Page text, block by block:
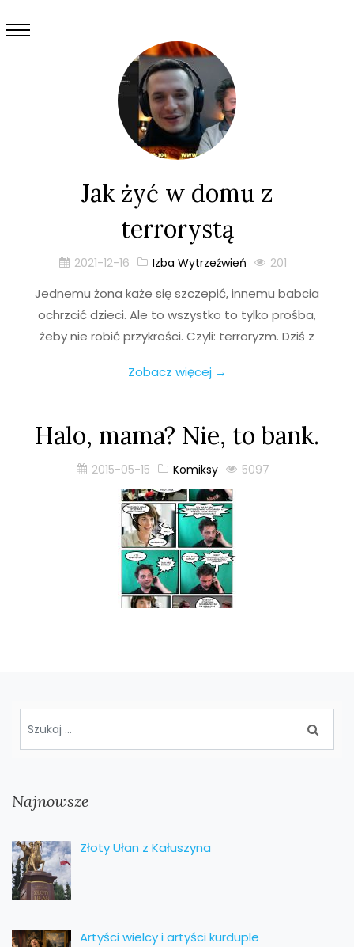
Jak żyć w domu z
terrorystą
2021-12-16 Izba Wytrzeźwień 201
Jednemu żona każe się szczepić, innemu babcia
ochrzcić dzieci. Ale to wszystko to tylko prośba,
żeby nie robić przykrości. Czyli: terroryzm. Dziś z
Zobacz więcej →
Halo, mama? Nie, to bank.
2015-05-15 Komiksy 5097
Najnowsze
Złoty Ułan z Kałuszyna
Artyści wielcy i artyści kurduple